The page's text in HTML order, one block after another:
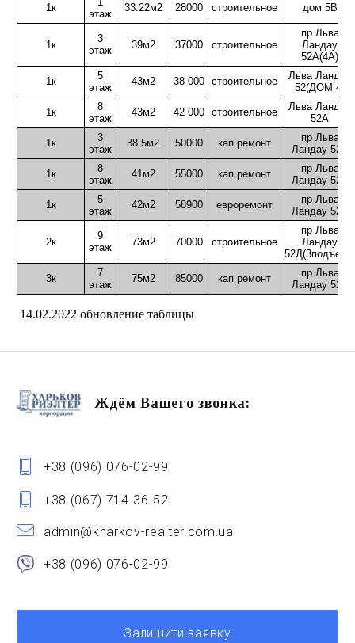
1к
этаж
33.22м2 28000 строительное дом 5В
1к
3
этаж
39м2 37000 строительное
пр Льва
Ландау
52А(4А)
1к
5
этаж
43м2 38 000 строительное
Льва Ландау
52(ДОМ 4)
1к
8
этаж
43м2 42 000 строительное
Льва Ландау
52А
1к
3
этаж
38.5м2 50000 кап ремонт
пр Льва
Ландау 52В
1к
8
этаж
41м2 55000 кап ремонт
пр Льва
Ландау 52Д
1к
5
этаж
42м2 58900 евроремонт
пр Льва
Ландау 52Л
2к
9
этаж
73м2 70000 строительное
пр Льва
Ландау
52Д(3подъезд)
3к
7
этаж
75м2 85000 кап ремонт
пр Льва
Ландау 52А
14.02.2022 обновление таблицы
Ждём Вашего звонка:
+38 (096) 076-02-99
+38 (067) 714-36-52
admin@kharkov-realter.com.ua
+38 (096) 076-02-99
Залишити заявку